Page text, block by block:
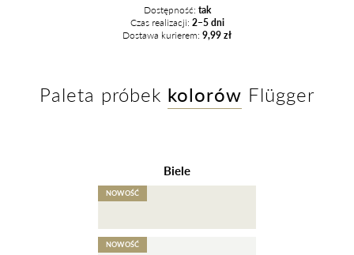
Dostępność: tak
Czas realizacji: 2–5 dni
Dostawa kurierem: 9,99 zł
Paleta próbek kolorów Flügger
Biele